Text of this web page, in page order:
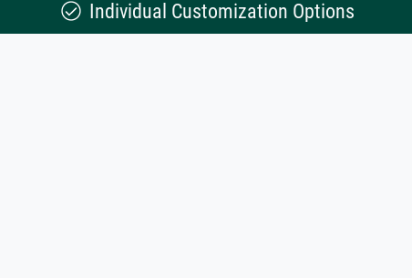
Individual Customization Options